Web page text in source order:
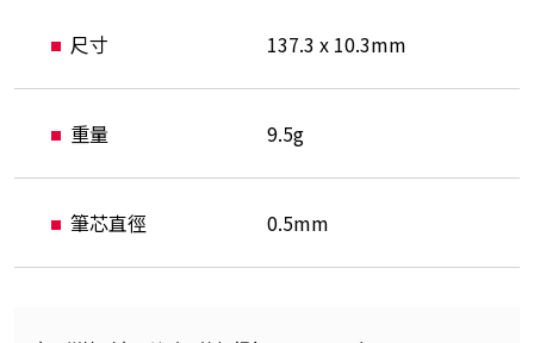
尺寸 137.3 x 10.3mm
重量 9.5g
筆芯直徑 0.5mm